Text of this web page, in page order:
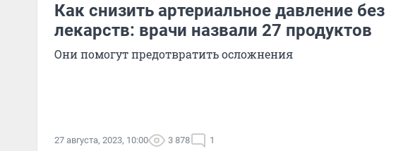
Как снизить артериальное давление без
лекарств: врачи назвали 27 продуктов
Они помогут предотвратить осложнения
27 августа, 2023, 10:00 3 878 1